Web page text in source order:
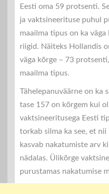
Eesti oma 59 protsenti.
ja vaktsineerituse puhul
maailma tipus on ka
riigid. Näiteks Hollandis
väga kõrge – 73
maailma tipus.
Tähelepanuväärne on ka
tase 157 on kõrgem kui
vaktsineeritusega Eesti
torkab silma ka see, et nii
kasvab nakatumiste arv
nädalas. Ülikõrge
purustamas nakatumise